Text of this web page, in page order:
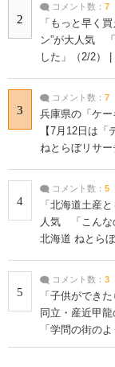
2
コメント数： 7
「もっと早く
ン”が大人気
した」（2/2）
3
コメント数： 7
兵庫県の「ケ
【7月12日は
ねとらぼリサー
4
コメント数： 5
「北海道土産
人気 「こんな
北海道 ねとら
5
コメント数： 3
「子供ができ
同立・産近甲
「学問の街の
| 大学 ねとらぼ